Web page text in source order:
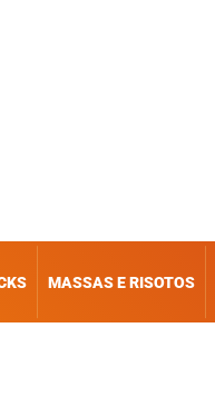
MASSAS E RISOTOS